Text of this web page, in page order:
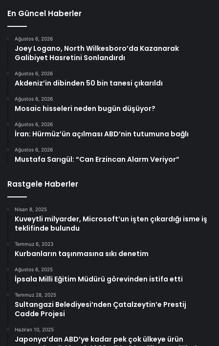
En Güncel Haberler
Ağustos 6, 2026
Joey Logano, North Wilkesboro’da Kazanarak
Galibiyet Hasretini Sonlandırdı
Ağustos 6, 2026
Akdeniz’in dibinden 50 bin tanesi çıkarıldı
Ağustos 6, 2026
Mosaic hisseleri neden bugün düşüyor?
Ağustos 6, 2026
İran: Hürmüz’ün açılması ABD’nin tutumuna bağlı
Ağustos 6, 2026
Mustafa Sarıgül: “Can Erzincan Alarm Veriyor”
Rastgele Haberler
Nisan 8, 2025
Kuveytli milyarder, Microsoft’un işten çıkardığı isme iş
teklifinde bulundu
Temmuz 6, 2023
Kurbanların taşınmasına sıkı denetim
Ağustos 6, 2025
İpsala Milli Eğitim Müdürü görevinden istifa etti
Temmuz 28, 2025
Sultangazi Belediyesi’nden Çatalzeytin’e Prestij
Cadde Projesi
Haziran 10, 2025
Japonya’dan ABD’ye kadar pek çok ülkeye ürün